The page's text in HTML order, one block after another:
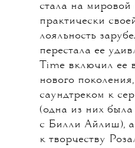
стала на мировой
практически
лояльность
перестала ее
Time включил ее
нового
саундтреком к
(одна из них была
с Билли Айлиш),
к творчеству